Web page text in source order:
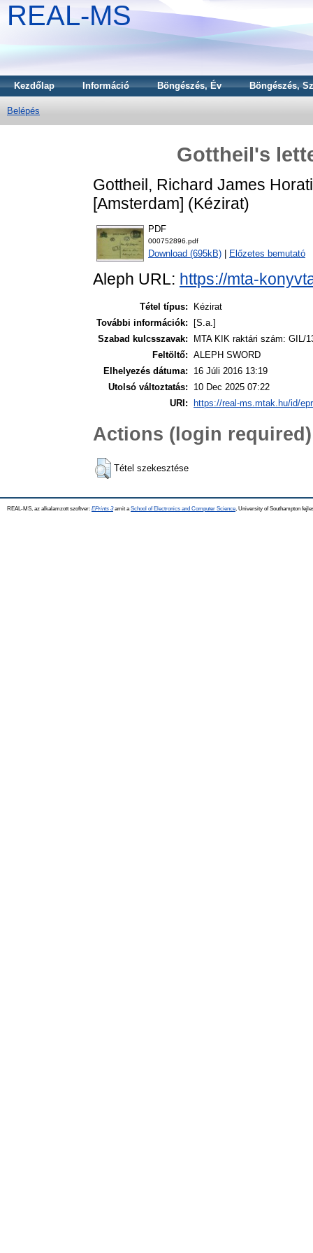
REAL-MS
Kezdőlap Információ Böngészés, Év Böngészés,
Belépés
Gottheil's
Gottheil, Richard James
[Amsterdam] (Kézirat)
PDF
000752896.pdf
Download (695kB) Előzetes bemutató
Aleph URL: https://mta-
Tétel típus:
Kézirat
További információk:
[S.a.]
Szabad kulcsszavak:
MTA KIK raktári szám: GIL/
Feltöltő: ALEPH SWORD
Elhelyezés dátuma:
16 Júli 2016 13:19
Utolsó változtatás:
10 Dec 2025 07:22
URI:
https://real-ms.mtak.hu/id/
Actions (login required)
Tétel szekesztése
REAL-MS, az alkalamzott szoftver: EPrints 3amit a School of Electronics and Computer Science , University of Southampton